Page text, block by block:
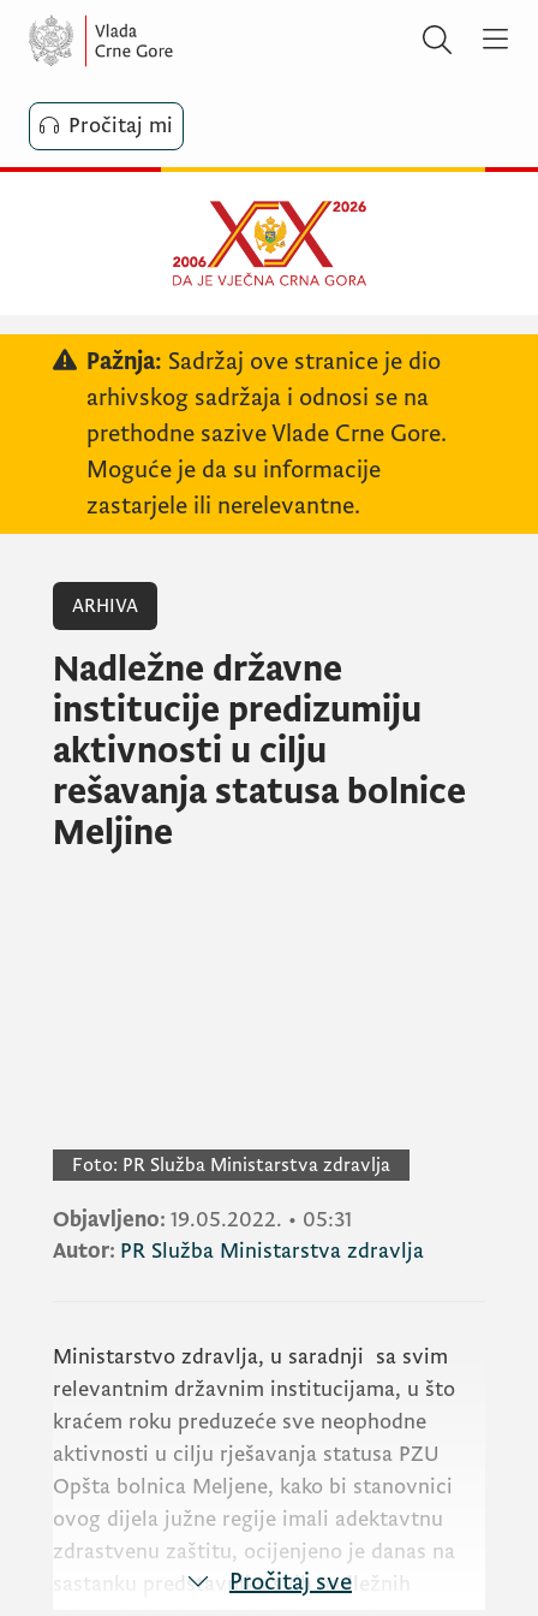
Pročitaj mi
Pažnja: Sadržaj ove stranice je dio
arhivskog sadržaja i odnosi se na
prethodne sazive Vlade Crne Gore.
Moguće je da su informacije
zastarjele ili nerelevantne.
ARHIVA
Nadležne državne
institucije predizumiju
aktivnosti u cilju
rešavanja statusa bolnice
Meljine
Foto: PR Služba Ministarstva zdravlja
Objavljeno: 19.05.2022. • 05:31
Autor: PR Služba Ministarstva zdravlja
Ministarstvo zdravlja, u saradnji sa svim
relevantnim državnim institucijama, u što
kraćem roku preduzeće sve neophodne
aktivnosti u cilju rješavanja statusa PZU
Opšta bolnica Meljene, kako bi stanovnici
ovog dijela južne regije imali adektavtnu
zdrastvenu zaštitu, ocijenjeno je danas na
sastanku predstavnika svih nadležnih
Pročitaj sve